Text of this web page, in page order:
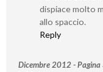
dispiace molto
allo spaccio.
Reply
Dicembre 2012 -